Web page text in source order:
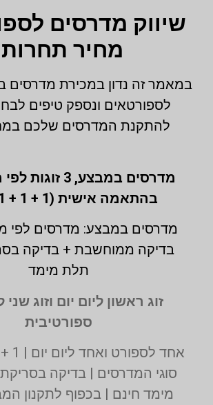
שיווק מדרסים
מחיר
במאמר זה נדון במכירת מדרסים
לספורטאים ונספק טיפים
להתקנת המדרסים שלכם
מדרסים במבצע,
3 זוגות
בהתאמה אישית (1 + 1 + 1 חינם)
מדרסים במבצע: מדרסים לפי
בדיקה ממוחשבת + בדיקה
תלת מימד
זוג ראשון ליום יום וזוג
ספורטיבית
סוגי המדרסים | בדיקה
מימד חינם | בכפוף לתקנון